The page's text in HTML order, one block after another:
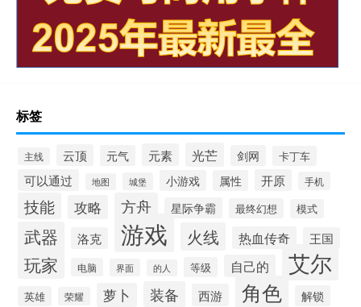
标签
主线 云顶 元气 元素 光芒 剑网 卡丁车
可以通过 地图 城堡 小游戏 属性 开原 手机
技能 攻略 方舟 星际争霸 最终幻想 模式
武器 洛克 游戏 火线 热血传奇 王国
玩家 电脑 界面 的人 等级 自己的 艾尔
英雄 荣耀 萝卜 装备 西游 角色 解锁